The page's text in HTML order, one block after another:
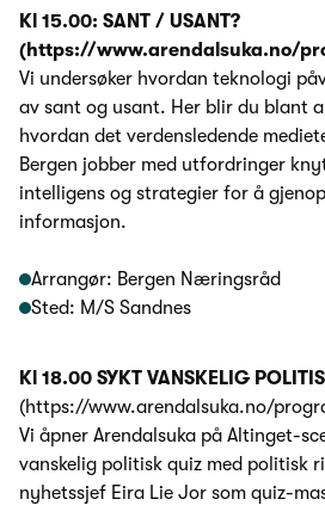
Kl 15.00: SANT / USANT?
(https://www.arendalsuka.no/
Vi undersøker hvordan teknologi
av sant og usant. Her blir du blant
hvordan det verdensledende
Bergen jobber med utfordringer
intelligens og strategier for å
informasjon.
Arrangør: Bergen Næringsråd
Sted: M/S Sandnes
Kl 18.00 SYKT VANSKELIG
(https://www.arendalsuka.no/
Vi åpner Arendalsuka på Altinget-
vanskelig politisk quiz med politisk
nyhetssjef Eira Lie Jor som quiz-